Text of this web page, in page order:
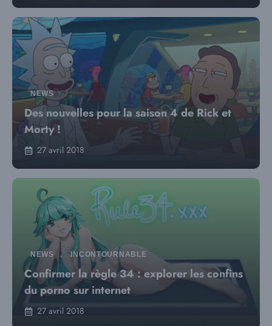
NEWS
Des nouvelles pour la saison 4 de Rick et
Morty !
27 avril 2018
NEWS , INCONTOURNABLE
Confirmer la règle 34 : explorer les confins
du porno sur internet
27 avril 2018